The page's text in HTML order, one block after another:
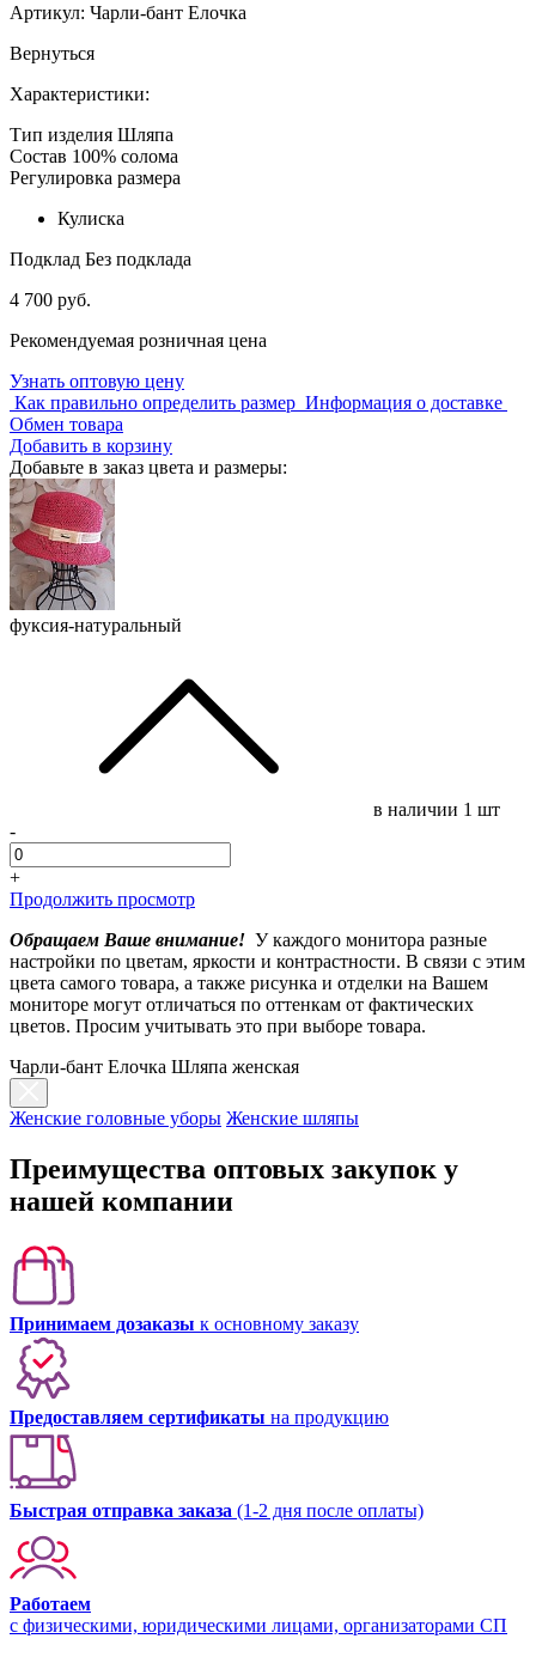
Артикул: Чарли-бант Елочка
Вернуться
Характеристики:
Тип изделия Шляпа
Состав 100% солома
Регулировка размера
Кулиска
Подклад Без подклада
4 700 руб.
Рекомендуемая розничная цена
Узнать оптовую цену
Как правильно определить размер Информация о доставке
Обмен товара
Добавить в корзину
Добавьте в заказ цвета и размеры:
фуксия-натуральный
в наличии 1 шт
-
+
Продолжить просмотр
Обращаем Ваше внимание! У каждого монитора разные
настройки по цветам, яркости и контрастности. В связи с этим
цвета самого товара, а также рисунка и отделки на Вашем
мониторе могут отличаться по оттенкам от фактических
цветов. Просим учитывать это при выборе товара.
Чарли-бант Елочка Шляпа женская
Женские головные уборы Женские шляпы
Преимущества оптовых закупок у
нашей компании
Принимаем дозаказы к основному заказу
Предоставляем сертификаты на продукцию
Быстрая отправка заказа (1-2 дня после оплаты)
Работаем
с физическими, юридическими лицами, организаторами СП